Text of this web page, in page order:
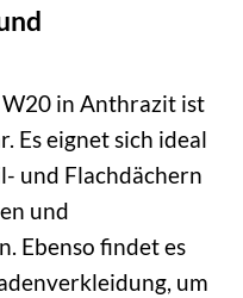
W20 in Anthrazit ist
Es eignet sich ideal
und Flachdächern
und
Ebenso findet es
um